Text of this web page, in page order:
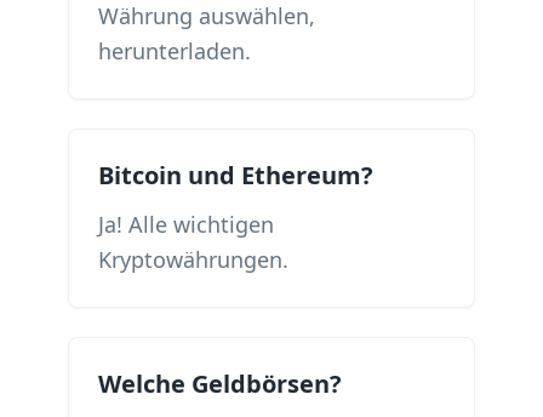
Währung auswählen,
herunterladen.
Bitcoin und Ethereum?
Ja! Alle wichtigen
Kryptowährungen.
Welche Geldbörsen?